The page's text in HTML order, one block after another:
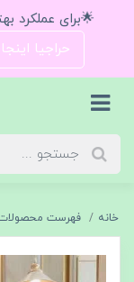
🌟برای عملکرد
حراجیا
خانه فهرست